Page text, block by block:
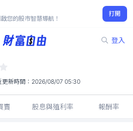
您的股市智慧導航！
打開
登入
-0.5%
更新時間： 2026/08/07 05:30
賣 股息與殖利率 報酬率